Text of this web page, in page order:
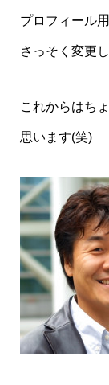
プロフィール
さっそく変更
これからはち
思います(笑)